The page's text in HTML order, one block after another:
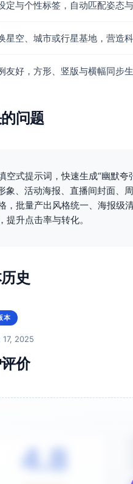
定与个性标签，自动匹配姿态
星空、城市或行星基地，营造
友好，方形、竖版与横幅同步
问题
空式提示词，快速生成“幽默
象、活动海报、直播间封面、
，批量产出风格统一、海报级
提升点击率与转化。
史
本
17, 2025
价
4.8